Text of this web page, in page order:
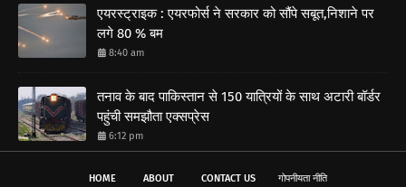
एयरस्ट्राइक : एयरफोर्स ने सरकार को सौंपे सबूत,निशाने पर
लगे 80 % बम
8:40 am
तनाव के बाद पाकिस्तान से 150 यात्रियों के साथ अटारी बॉर्डर
पहुंची समझौता एक्सप्रेस
6:12 pm
HOME ABOUT CONTACT US गोपनीयता नीति